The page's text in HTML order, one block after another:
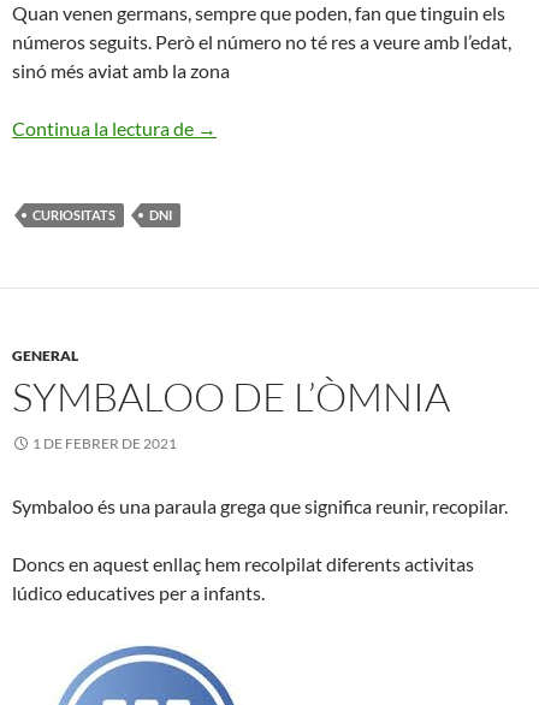
Quan venen germans, sempre que poden, fan que tinguin els
números seguits. Però el número no té res a veure amb l’edat,
sinó més aviat amb la zona
Continua la lectura de Curiositats del DNI
→
CURIOSITATS DNI
GENERAL
SYMBALOO DE L’ÒMNIA
1 DE FEBRER DE 2021
Symbaloo és una paraula grega que significa reunir, recopilar.
Doncs en aquest enllaç hem recolpilat diferents activitas
lúdico educatives per a infants.